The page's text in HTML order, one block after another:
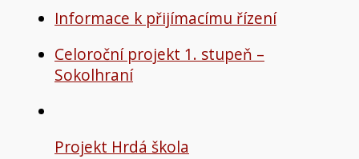
Informace k přijímacímu řízení
Celoroční projekt 1. stupeň –
Sokolhraní
Projekt Hrdá škola